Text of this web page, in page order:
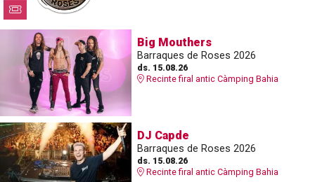
Big Mouthers
Barraques de Roses 2026
ds. 15.08.26
Recinte firal antic Càmping Bahia
DJ Capde
Barraques de Roses 2026
ds. 15.08.26
Recinte firal antic Càmping Bahia